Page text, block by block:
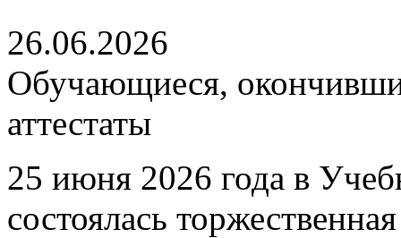
26.06.2026
Обучающиеся,
аттестаты
25 июня 2026 года в
состоялась